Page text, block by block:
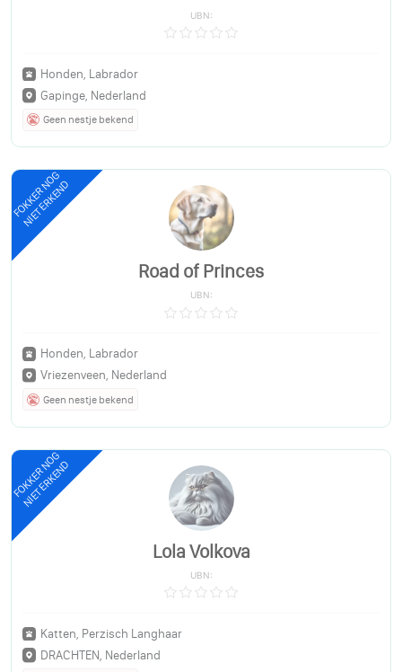
UBN:
Honden, Labrador
Gapinge, Nederland
Geen nestje bekend
FOKKER NOG
NIET ERKEND
Road of Princes
UBN:
Honden, Labrador
Vriezenveen, Nederland
Geen nestje bekend
FOKKER NOG
NIET ERKEND
Lola Volkova
UBN:
Katten, Perzisch Langhaar
DRACHTEN, Nederland